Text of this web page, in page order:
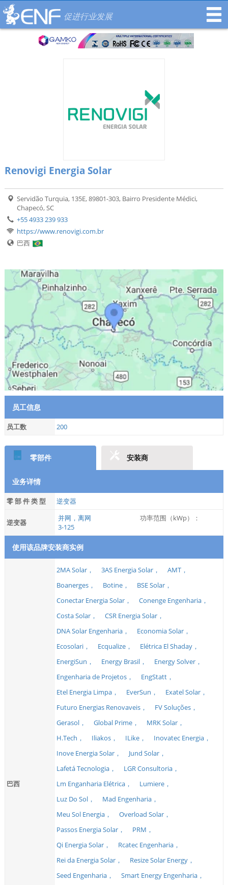
促进行业发展
Renovigi Energia Solar
Servidão Turquia, 135E, 89801-303, Bairro Presidente Médici,
Chapecó, SC
+55 4933 239 933
https://www.renovigi.com.br
巴西
员工信息
员工数 200
零部件 安装商
业务详情
零 部 件 类 型 逆变器
逆变器 并网，离网
功率范围（kWp）：
3-125
使用该品牌安装商实例
巴西
2MA Solar， 3AS Energia Solar，
AMT，
Boanerges，
Botine，
BSE Solar，
Conectar Energia Solar，
Conenge Engenharia，
Costa Solar，
CSR Energia Solar，
DNA Solar Engenharia，
Economia Solar，
Ecosolari，
Ecqualize，
Elétrica El Shaday，
EnergiSun，
Energy Brasil，
Energy Solver，
Engenharia de Projetos，
EngStatt，
Etel Energia Limpa，
EverSun，
Exatel Solar，
Futuro Energias Renovaveis，
FV Soluções，
Gerasol，
Global Prime，
MRK Solar，
H.Tech，
Iliakos， ILike，
Inovatec Energia，
Inove Energia Solar，
Jund Solar，
Lafetá Tecnologia，
LGR Consultoria，
Lm Enganharia Elétrica，
Lumiere，
Luz Do Sol，
Mad Engenharia，
Meu Sol Energia，
Overload Solar，
Passos Energia Solar，
PRM，
Qi Energia Solar，
Rcatec Engenharia，
Rei da Energia Solar，
Resize Solar Energy，
Seed Engenharia，
Smart Energy Engenharia，